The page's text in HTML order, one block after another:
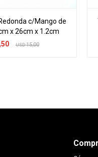
c/Mango de
x 26cm x 1.2cm
USD 15,00